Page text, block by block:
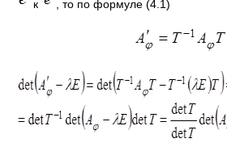
к , то по формуле (4.1)